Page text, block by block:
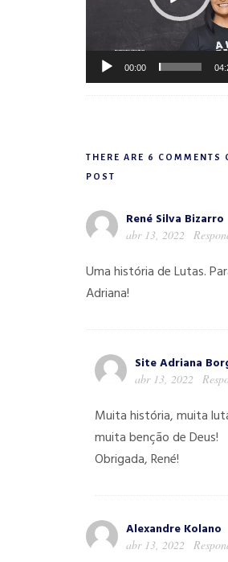
00:00
THERE ARE 6 COMMENTS
POST
René Silva Bizarro
abr 13, 2022
Uma história de Lutas.
Adriana!
Site Adriana
abr 13, 2022
Muita história, muita
muita benção de Deus!
Obrigada, René!
Alexandre Kolano
abr 13, 2022